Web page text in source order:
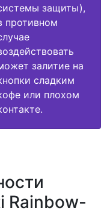
защиты),
противном
залитие на
сладким
или плохом
Rainbow-